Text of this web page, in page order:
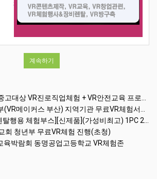
장바구니가 비어 있습니다.
계속하기
상 VR진로직업체험 + VR안전교육 프로그램 운영공고
메이커스 부산) 지역기관 무료VR체험서비스 제공
][신제품](가성비최고) 1PC 2VR 일체형행사부스 세트(1부스-2인 따로 게임진행)
회 청년부 무료VR체험 진행(초청)
육박람회 동명공업고등학교 VR체험존